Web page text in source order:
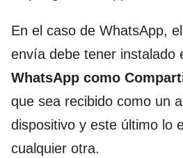
En el caso de WhatsApp,
envía debe tener instalado
WhatsApp como
que sea recibido como un
dispositivo y este último lo
cualquier otra.